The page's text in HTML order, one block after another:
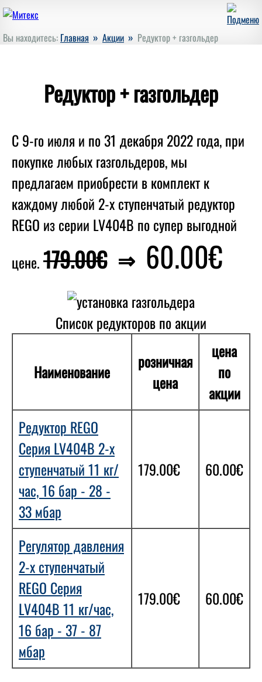
Вы находитесь: Главная » Акции » Редуктор + газгольдер
Редуктор + газгольдер
С 9-го июля и по 31 декабря 2022 года, при
покупке любых газгольдеров, мы
предлагаем приобрести в комплект к
каждому любой 2-х ступенчатый редуктор
REGO из серии LV404B по супер выгодной
цене.179.00€ ⇒ 60.00€
Список редукторов по акции
Наименование
розничная
цена
цена
по
акции
Редуктор REGO
Серия LV404B 2-х
ступенчатый 11 кг/
час, 16 бар - 28 -
33 мбар
179.00€ 60.00€
Регулятор давления
2-х ступенчатый
REGO Серия
LV404B 11 кг/час,
16 бар - 37 - 87
мбар
179.00€ 60.00€